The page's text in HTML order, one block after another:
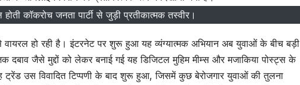
कॉकरोच जनता पार्टी से जुड़ी प्रतीकात्मक तस्वीर।
से वायरल हो रही है। इंटरनेट पर शुरू हुआ यह व्यंग्यात्मक अभियान अब युवाओं के बीच बड़ी
दबाव जैसे मुद्दों को लेकर बनाई गई यह डिजिटल मुहिम मीम्स और मजाकिया पोस्ट्स के
ट्रेंड उस विवादित टिप्पणी के बाद शुरू हुआ, जिसमें कुछ बेरोजगार युवाओं की तुलना